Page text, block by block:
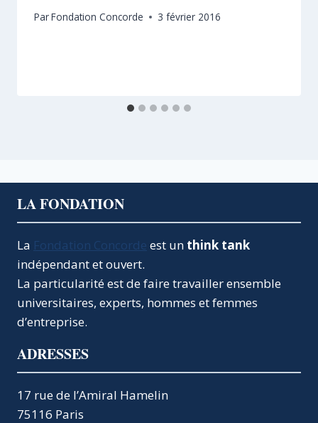
ParFondation Concorde 3 février 2016
LA FONDATION
La Fondation Concorde est un think tank
indépendant et ouvert.
La particularité est de faire travailler ensemble
universitaires, experts, hommes et femmes
d’entreprise.
ADRESSES
17 rue de l’Amiral Hamelin
75116 Paris